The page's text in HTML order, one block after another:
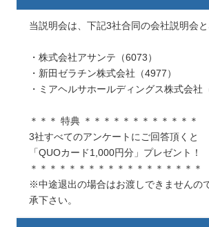
当説明会は、下記3社合同の会社説明会と
・株式会社アサンテ（6073）
・新田ゼラチン株式会社（4977）
・ミアヘルサホールディングス株式会社
＊＊＊ 特典 ＊＊＊＊＊＊＊＊＊＊＊＊
3社すべてのアンケートにご回答頂くと
「QUOカード1,000円分」プレゼント！
＊＊＊＊＊＊＊＊＊＊＊＊＊＊＊＊＊＊
※中途退出の場合はお渡しできませんの
承下さい。